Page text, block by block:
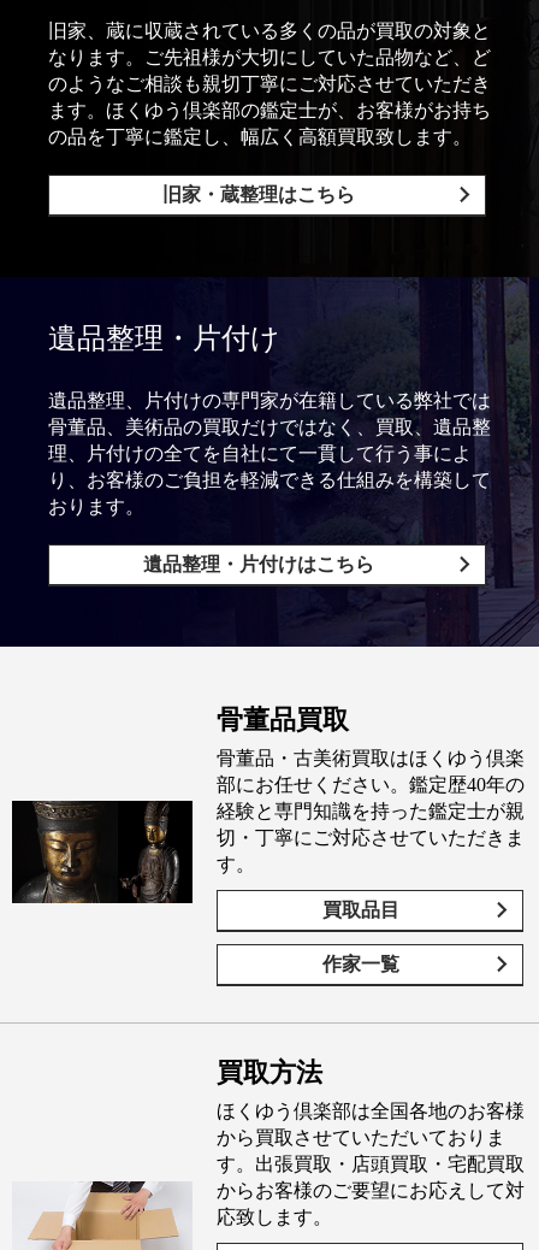
旧家、蔵に収蔵されている多くの品が買取の対象と
なります。ご先祖様が大切にしていた品物など、ど
のようなご相談も親切丁寧にご対応させていただき
ます。ほくゆう倶楽部の鑑定士が、お客様がお持ち
の品を丁寧に鑑定し、幅広く高額買取致します。
旧家・蔵整理はこちら
遺品整理・片付け
遺品整理、片付けの専門家が在籍している弊社では
骨董品、美術品の買取だけではなく、買取、遺品整
理、片付けの全てを自社にて一貫して行う事によ
り、お客様のご負担を軽減できる仕組みを構築して
おります。
遺品整理・片付けはこちら
骨董品買取
骨董品・古美術買取はほくゆう倶楽
部にお任せください。鑑定歴40年の
経験と専門知識を持った鑑定士が親
切・丁寧にご対応させていただきま
す。
買取品目
作家一覧
買取方法
ほくゆう倶楽部は全国各地のお客様
から買取させていただいておりま
す。出張買取・店頭買取・宅配買取
からお客様のご要望にお応えして対
応致します。